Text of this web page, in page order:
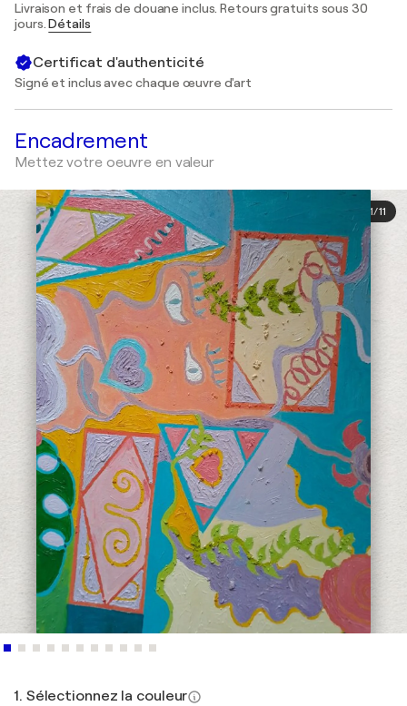
Livraison et frais de douane inclus. Retours gratuits sous 30
jours.Détails
Certificat d'authenticité
Signé et inclus avec chaque œuvre d'art
Encadrement
Mettez votre oeuvre en valeur
1/11
1. Sélectionnez la couleur